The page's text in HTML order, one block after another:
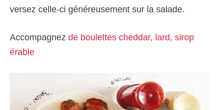
versez celle-ci généreusement sur la salade.
Accompagnez de boulettes cheddar, lard, sirop
érable